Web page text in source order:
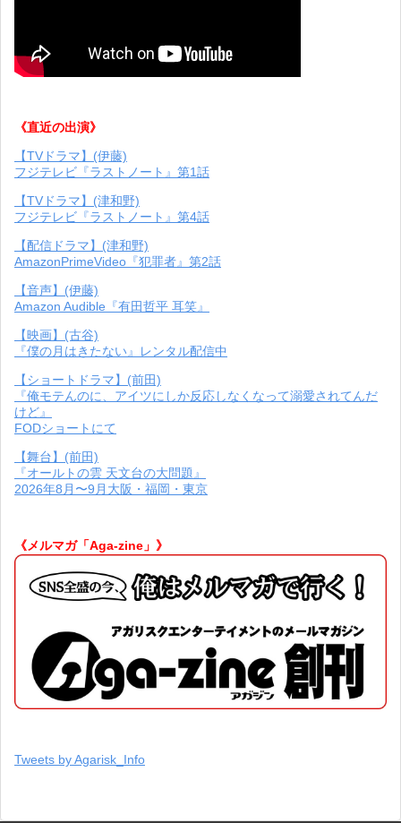
《直近の出演》
【TVドラマ】(伊藤)
フジテレビ『ラストノート』第1話
【TVドラマ】(津和野)
フジテレビ『ラストノート』第4話
【配信ドラマ】(津和野)
AmazonPrimeVideo『犯罪者』第2話
【音声】(伊藤)
Amazon Audible『有田哲平 耳笑』
【映画】(古谷)
『僕の月はきたない』レンタル配信中
【ショートドラマ】(前田)
『俺モテんのに、アイツにしか反応しなくなって溺愛されてんだ
けど』
FODショートにて
【舞台】(前田)
『オールトの雲 天文台の大問題』
2026年8月〜9月大阪・福岡・東京
《メルマガ「Aga-zine」》
Tweets by Agarisk_Info